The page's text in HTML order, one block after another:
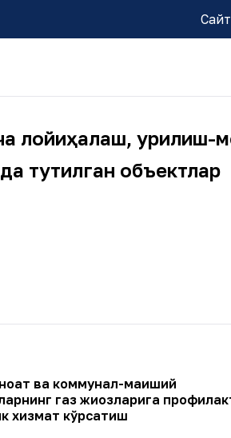
лойиҳалаш,
тутилган объектлар
ва коммунал-маиший
газ жиҳозларига
хизмат кўрсатиш